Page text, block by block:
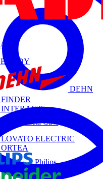
AVE
BRADY
DEHN
FINDER
INTERACT
La Triveneta Cavi
LOVATO ELECTRIC
ORTEA
Philips